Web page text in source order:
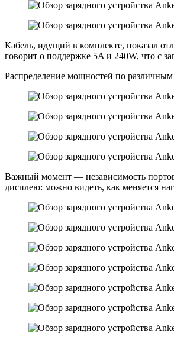
Кабель, идущий в комплекте, показал
говорит о поддержке 5A и 240W, что с
Распределение мощностей по
Важный момент — независимость
дисплею: можно видеть, как меняется